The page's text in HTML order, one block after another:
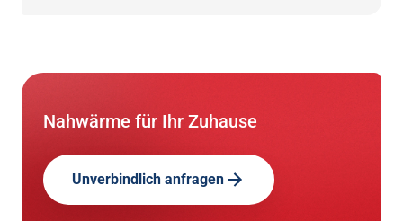
Nahwärme für Ihr Zuhause
Unverbindlich anfragen